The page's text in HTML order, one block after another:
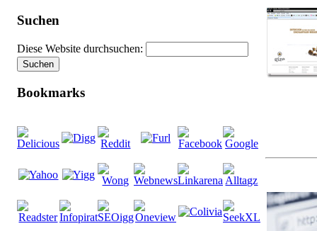
Suchen
Diese Website durchsuchen:
Bookmarks